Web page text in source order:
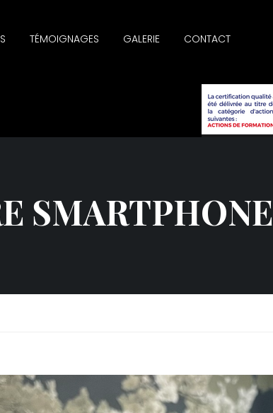
TÉMOIGNAGES GALERIE CONTACT
SMARTPHONE